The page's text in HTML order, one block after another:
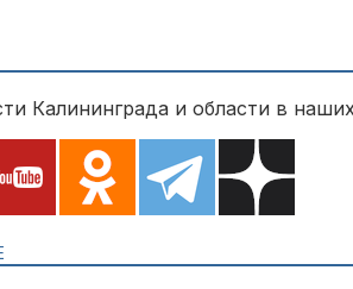
Калининграда и области в